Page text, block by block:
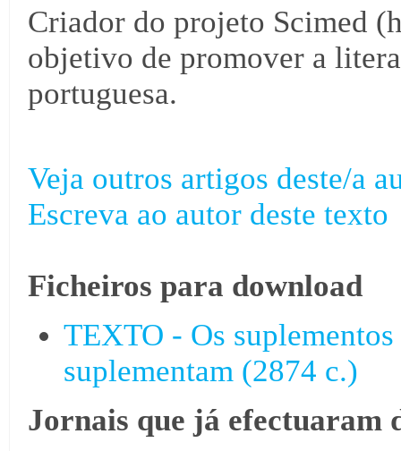
Criador do projeto Scimed
objetivo de promover a
portuguesa.
Veja outros artigos deste/a
Escreva ao autor deste texto
Ficheiros para download
TEXTO - Os
suplementam (2874 c.)
Jornais que já efectuaram